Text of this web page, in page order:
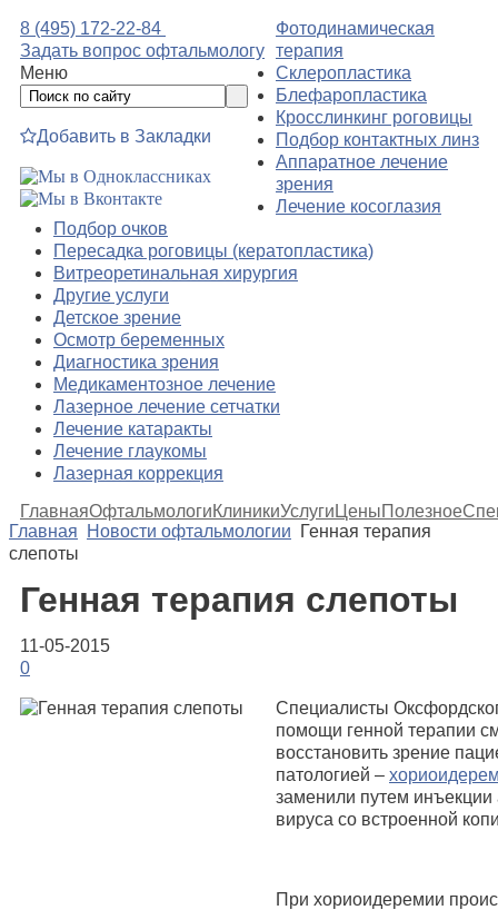
8 (495) 172-22-84
Задать вопрос офтальмологу
Меню
Добавить в Закладки
Фотодинамическая
терапия
Склеропластика
Блефаропластика
Кросслинкинг роговицы
Подбор контактных линз
Аппаратное лечение
зрения
Лечение косоглазия
Подбор очков
Пересадка роговицы (кератопластика)
Витреоретинальная хирургия
Другие услуги
Детское зрение
Осмотр беременных
Диагностика зрения
Медикаментозное лечение
Лазерное лечение сетчатки
Лечение катаракты
Лечение глаукомы
Лазерная коррекция
ГлавнаяОфтальмологиКлиникиУслуги ЦеныПолезное
Главная
Новости офтальмологии
Генная терапия
слепоты
Генная терапия слепоты
11-05-2015
0
Специалисты
помощи генной терапии
восстановить зрение
патологией –
заменили путем
вируса со встроенной
При хориоидеремии